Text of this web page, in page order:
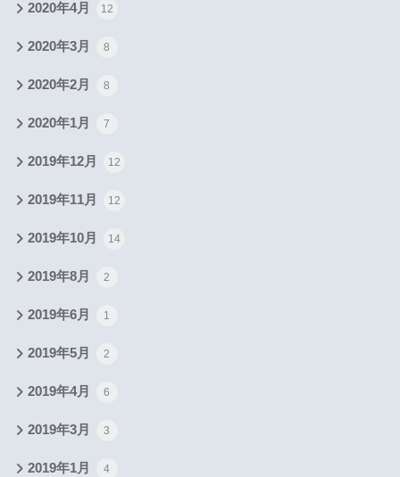
2020年4月 12
2020年3月 8
2020年2月 8
2020年1月 7
2019年12月 12
2019年11月 12
2019年10月 14
2019年8月 2
2019年6月 1
2019年5月 2
2019年4月 6
2019年3月 3
2019年1月 4